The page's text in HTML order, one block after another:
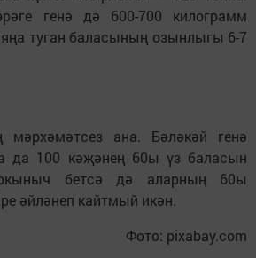
генә дә 600-700 килограмм
туган баласының озынлыгы 6-7
ана. Бәләкәй генә
да 100 кәҗәнең 60ы үз баласын
бетсә дә аларның 60ы
әйләнеп кайтмый икән.
Фото: pixabay.com